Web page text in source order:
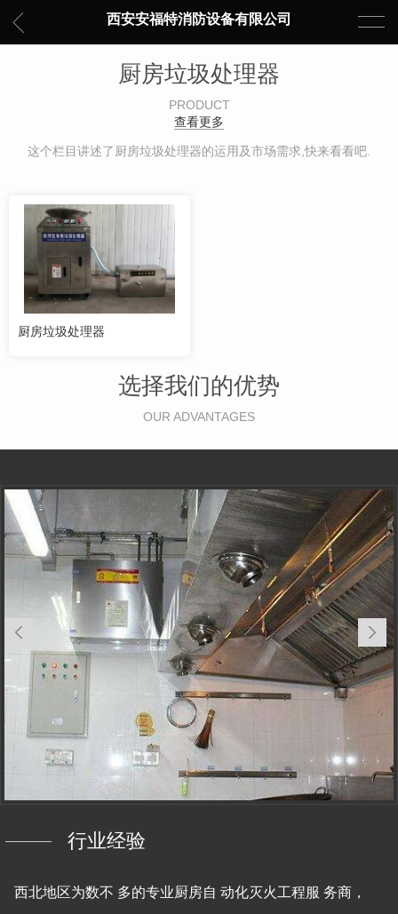
西安安福特消防设备有限公司
厨房垃圾处理器
PRODUCT
查看更多
这个栏目讲述了厨房垃圾处理器的运用及市场需求,快来看看吧.
厨房垃圾处理器
选择我们的优势
OUR ADVANTAGES
行业经验
西北地区为数不 多的专业厨房自 动化灭火工程服 务商，